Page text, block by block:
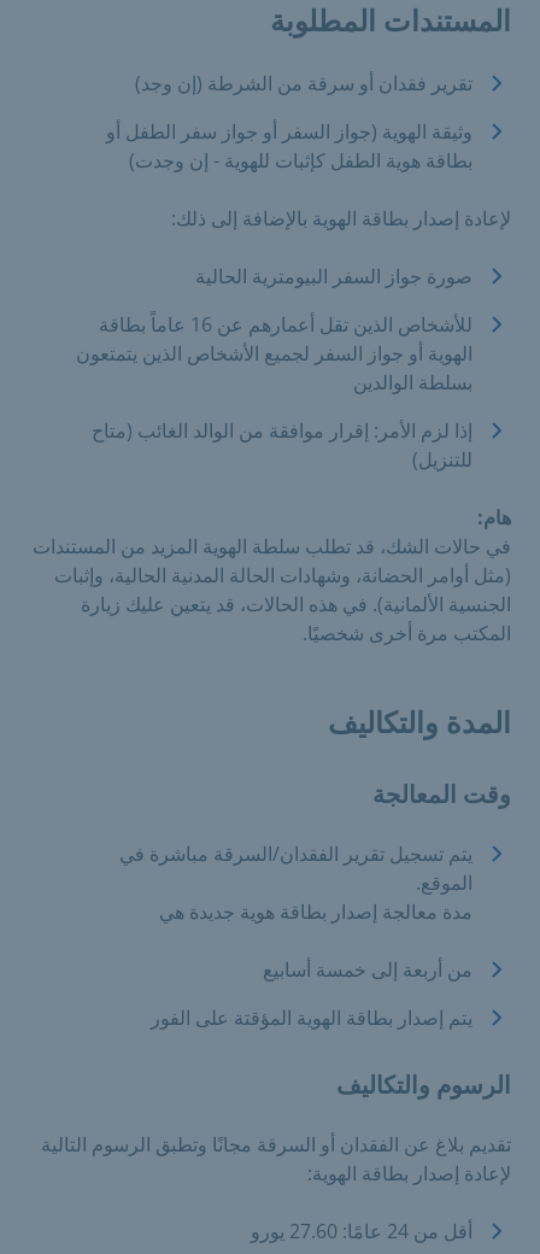
المستندات المطلوبة
تقرير فقدان أو سرقة من الشرطة (إن وجد)
وثيقة الهوية (جواز السفر أو جواز سفر الطفل أو
بطاقة هوية الطفل كإثبات للهوية - إن وجدت)
لإعادة إصدار بطاقة الهوية بالإضافة إلى ذلك:
صورة جواز السفر البيومترية الحالية
للأشخاص الذين تقل أعمارهم عن 16 عاماً بطاقة
الهوية أو جواز السفر لجميع الأشخاص الذين يتمتعون
بسلطة الوالدين
إذا لزم الأمر: إقرار موافقة من الوالد الغائب (متاح
للتنزيل)
هام:
في حالات الشك، قد تطلب سلطة الهوية المزيد من المستندات
(مثل أوامر الحضانة، وشهادات الحالة المدنية الحالية، وإثبات
الجنسية الألمانية). في هذه الحالات، قد يتعين عليك زيارة
المكتب مرة أخرى شخصيًا.
المدة والتكاليف
وقت المعالجة
يتم تسجيل تقرير الفقدان/السرقة مباشرة في
الموقع.
مدة معالجة إصدار بطاقة هوية جديدة هي
من أربعة إلى خمسة أسابيع
يتم إصدار بطاقة الهوية المؤقتة على الفور
الرسوم والتكاليف
تقديم بلاغ عن الفقدان أو السرقة مجانًا وتطبق الرسوم التالية
لإعادة إصدار بطاقة الهوية:
أقل من 24 عامًا: 27.60 يورو